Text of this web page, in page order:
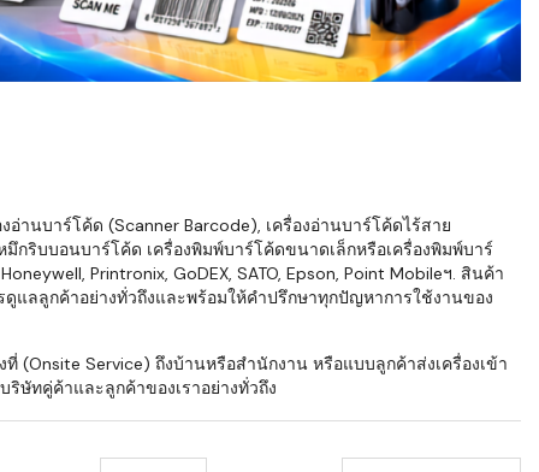
านบาร์โค้ด (Scanner Barcode), เครื่องอ่านบาร์โค้ดไร้สาย
กริบบอนบาร์โค้ด เครื่องพิมพ์บาร์โค้ดขนาดเล็กหรือเครื่องพิมพ์บาร์
Printronix, GoDEX, SATO, Epson, Point Mobileฯ. สินค้า
แลลูกค้าอย่างทั่วถึงและพร้อมให้คำปรึกษาทุกปัญหาการใช้งานของ
(Onsite Service) ถึงบ้านหรือสำนักงาน หรือแบบลูกค้าส่งเครื่องเข้า
ษัทคู่ค้าและลูกค้าของเราอย่างทั่วถึง